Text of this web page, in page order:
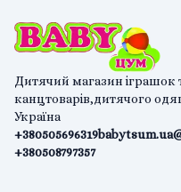
Дитячий магазин іграшок
канцтоварів,дитячого
Україна
+380505696319
+380508797357